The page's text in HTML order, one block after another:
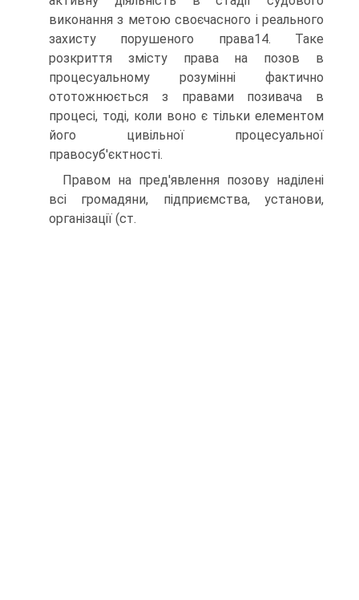
виконання з метою своєчасного і реального
захисту порушеного права14. Таке
розкриття змісту права на позов в
процесуальному розумінні фактично
ототожнюється з правами позивача в
процесі, тоді, коли воно є тільки елементом
його цивільної процесуальної
правосуб'єктності.
Правом на пред'явлення позову наділені
всі громадяни, підприємства, установи,
організації (ст.